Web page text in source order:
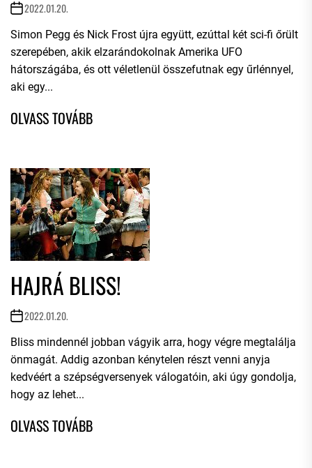
2022.01.20.
Simon Pegg és Nick Frost újra együtt, ezúttal két sci-fi őrült
szerepében, akik elzarándokolnak Amerika UFO
hátországába, és ott véletlenül összefutnak egy űrlénnyel,
aki egy...
HAJRÁ BLISS!
2022.01.20.
Bliss mindennél jobban vágyik arra, hogy végre megtalálja
önmagát. Addig azonban kénytelen részt venni anyja
kedvéért a szépségversenyek válogatóin, aki úgy gondolja,
hogy az lehet...